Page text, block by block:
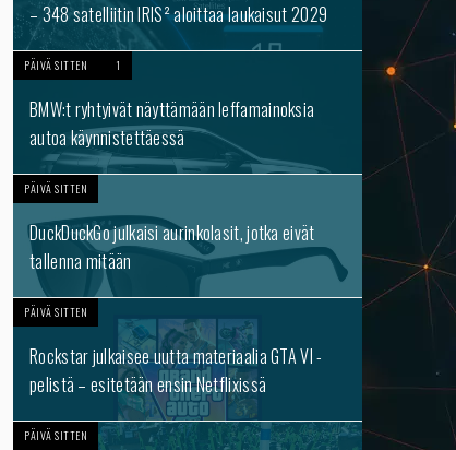
– 348 satelliitin IRIS² aloittaa laukaisut 2029
PÄIVÄ SITTEN 1
BMW:t ryhtyivät näyttämään leffamainoksia
autoa käynnistettäessä
PÄIVÄ SITTEN
DuckDuckGo julkaisi aurinkolasit, jotka eivät
tallenna mitään
PÄIVÄ SITTEN
Rockstar julkaisee uutta materiaalia GTA VI -
pelistä – esitetään ensin Netflixissä
PÄIVÄ SITTEN